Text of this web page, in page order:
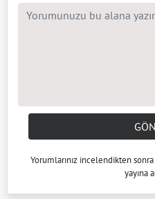
Yorumlarınız incelendikten sonra
yayına